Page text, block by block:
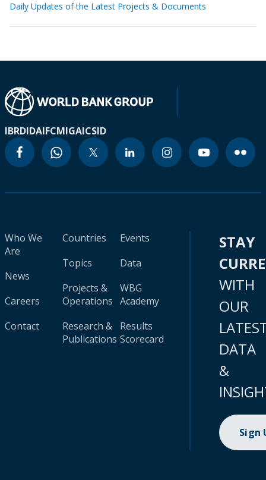
Daily Updates of the Latest Projects & Documents
IBRDIDAIFCMIGAICSID
Who We
Are
News
Careers
Contact
Countries
Topics
Projects &
Operations
Research &
Publications
Events
Data
WBG
Academy
Results
Scorecard
STAY
WITH
OUR
DATA
&
Sign